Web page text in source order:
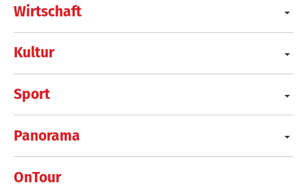
Wirtschaft
Kultur
Sport
Panorama
OnTour